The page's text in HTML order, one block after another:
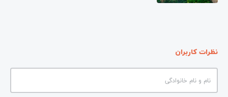
نظرات کاربران